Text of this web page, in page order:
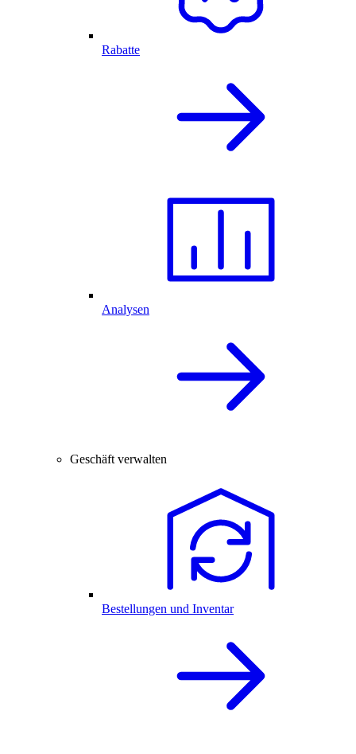
Rabatte
Analysen
Geschäft verwalten
Bestellungen und Inventar